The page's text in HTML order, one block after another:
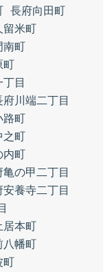
長府向田町
留米町
南町
町
目
府川端二丁目
路町
之町
内町
亀の甲二丁目
安養寺二丁目
居本町
八幡町
町